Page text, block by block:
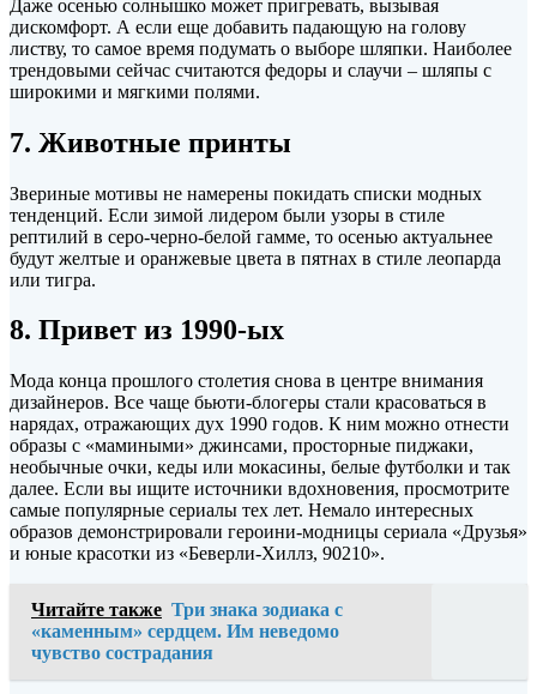
Даже осенью солнышко может пригревать, вызывая
дискомфорт. А если еще добавить падающую на голову
листву, то самое время подумать о выборе шляпки. Наиболее
трендовыми сейчас считаются федоры и слаучи – шляпы с
широкими и мягкими полями.
7. Животные принты
Звериные мотивы не намерены покидать списки модных
тенденций. Если зимой лидером были узоры в стиле
рептилий в серо-черно-белой гамме, то осенью актуальнее
будут желтые и оранжевые цвета в пятнах в стиле леопарда
или тигра.
8. Привет из 1990-ых
Мода конца прошлого столетия снова в центре внимания
дизайнеров. Все чаще бьюти-блогеры стали красоваться в
нарядах, отражающих дух 1990 годов. К ним можно отнести
образы с «мамиными» джинсами, просторные пиджаки,
необычные очки, кеды или мокасины, белые футболки и так
далее. Если вы ищите источники вдохновения, просмотрите
самые популярные сериалы тех лет. Немало интересных
образов демонстрировали героини-модницы сериала «Друзья»
и юные красотки из «Беверли-Хиллз, 90210».
Читайте также Три знака зодиака с
«каменным» сердцем. Им неведомо
чувство сострадания